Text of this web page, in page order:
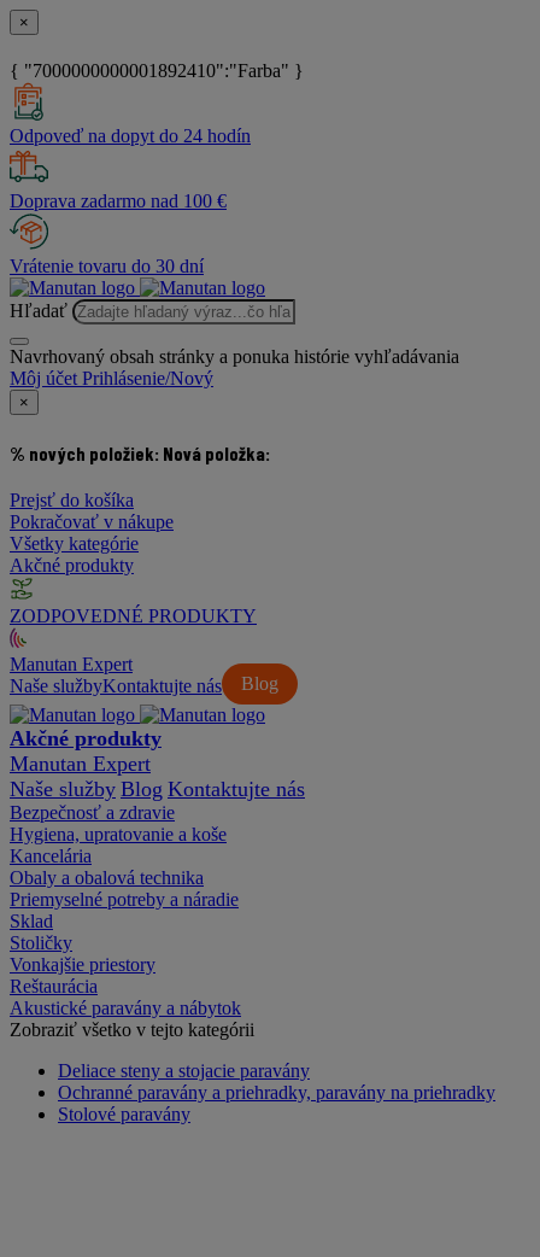
×
{ "7000000000001892410":"Farba" }
Odpoveď na dopyt do 24 hodín
Doprava zadarmo nad 100 €
Vrátenie tovaru do 30 dní
Hľadať
Navrhovaný obsah stránky a ponuka histórie vyhľadávania
Môj účet Prihlásenie/Nový
×
% nových položiek: Nová položka:
Prejsť do košíka
Pokračovať v nákupe
Všetky kategórie
Akčné produkty
ZODPOVEDNÉ PRODUKTY
Manutan Expert
Naše služby
Blog
Kontaktujte nás
Akčné produkty
Manutan Expert
Naše služby Blog Kontaktujte nás
Bezpečnosť a zdravie
Hygiena, upratovanie a koše
Kancelária
Obaly a obalová technika
Priemyselné potreby a náradie
Sklad
Stoličky
Vonkajšie priestory
Reštaurácia
Akustické paravány a nábytok
Zobraziť všetko v tejto kategórii
Deliace steny a stojacie paravány
Ochranné paravány a priehradky, paravány na priehradky
Stolové paravány